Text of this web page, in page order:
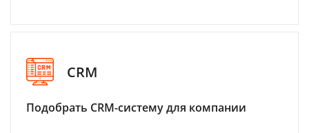
CRM
Подобрать CRM-систему для компании